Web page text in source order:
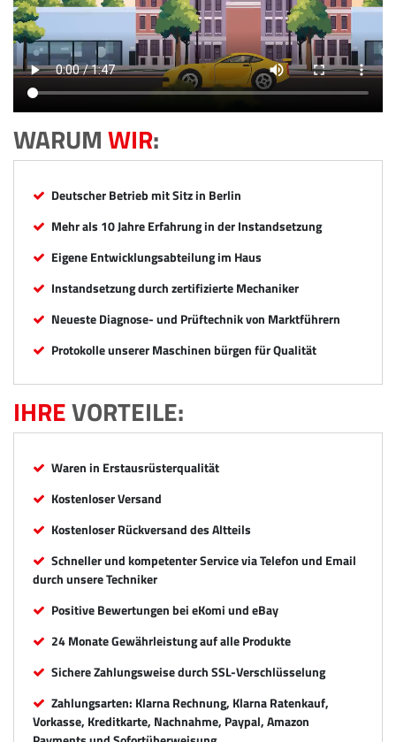
WARUMWIR:
Deutscher Betrieb mit Sitz in Berlin
Mehr als 10 Jahre Erfahrung in der Instandsetzung
Eigene Entwicklungsabteilung im Haus
Instandsetzung durch zertifizierte Mechaniker
Neueste Diagnose- und Prüftechnik von Marktführern
Protokolle unserer Maschinen bürgen für Qualität
IHREVORTEILE:
Waren in Erstausrüsterqualität
Kostenloser Versand
Kostenloser Rückversand des Altteils
Schneller und kompetenter Service via Telefon und Email
durch unsere Techniker
Positive Bewertungen bei eKomi und eBay
24 Monate Gewährleistung auf alle Produkte
Sichere Zahlungsweise durch SSL-Verschlüsselung
Zahlungsarten: Klarna Rechnung, Klarna Ratenkauf,
Vorkasse, Kreditkarte, Nachnahme, Paypal, Amazon